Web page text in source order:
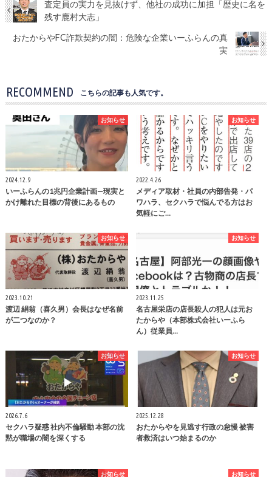
査定員の実力を見抜けず、他社の成功に加担「歴史に名を
残す鹿村大志」
おたからやFC詐欺契約の闇：危険な企業いーふらんの真
実
RECOMMEND こちらの記事も人気です。
お知らせ
2024.12.9
いーふらんの1兆円企業計画—現実と
かけ離れた目標の背後にあるもの
お知らせ
2022.4.26
メディア取材・社員の内部告発・パ
ワハラ、セクハラで悩んでる方はお
気軽にご…
お知らせ
2023.10.21
渡辺 絹翁（喜久男）会長はなぜ名前
が二つなのか？
お知らせ
2023.11.25
名古屋栄店の店長殺人の犯人は元お
たからや（本部株式会社いーふら
ん）従業員…
お知らせ
2026.7.6
セクハラ疑惑 社内不倫騒動 本部の沈
黙が職場の闇を深くする
お知らせ
2025.12.28
おたからやを見逃す行政の怠慢 被害
者救済はいつ始まるのか
お知らせ お知らせ